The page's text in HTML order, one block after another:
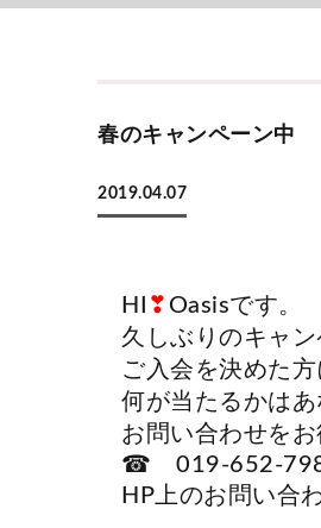
春のキャンペーン中
2019.04.07
HI ❣ Oasisです。
久しぶりのキャン
ご入会を決めた方
何が当たるかはあ
お問い合わせをお
☎ 019-652-
HP上のお問い合